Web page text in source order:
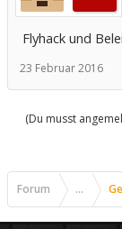
Flyhack und
23 Februar 2016
(Du musst
Forum ...